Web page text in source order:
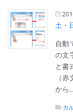
土・
自動
の文
と書
（
から
カ